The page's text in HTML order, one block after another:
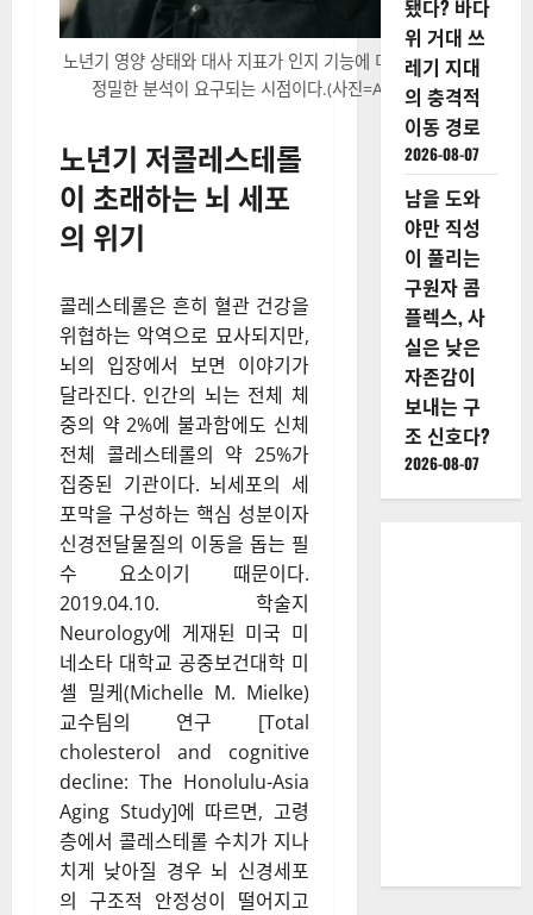
노년기 영양 상태와 대사 지표가 인지 기능에 미치는 영향에 대한
정밀한 분석이 요구되는 시점이다.(사진=AI 생성 이미지)
노년기 저콜레스테롤
이 초래하는 뇌 세포
의 위기
콜레스테롤은 흔히 혈관 건강을
위협하는 악역으로 묘사되지만,
뇌의 입장에서 보면 이야기가
달라진다. 인간의 뇌는 전체 체
중의 약 2%에 불과함에도 신체
전체 콜레스테롤의 약 25%가
집중된 기관이다. 뇌세포의 세
포막을 구성하는 핵심 성분이자
신경전달물질의 이동을 돕는 필
수 요소이기 때문이다.
2019.04.10. 학술지
Neurology에 게재된 미국 미
네소타 대학교 공중보건대학 미
셸 밀케(Michelle M. Mielke)
교수팀의 연구 [Total
cholesterol and cognitive
decline: The Honolulu-Asia
Aging Study]에 따르면, 고령
층에서 콜레스테롤 수치가 지나
치게 낮아질 경우 뇌 신경세포
의 구조적 안정성이 떨어지고
됐다? 바다
위 거대 쓰
레기 지대
의 충격적
이동 경로
2026-08-07
남을 도와
야만 직성
이 풀리는
구원자 콤
플렉스, 사
실은 낮은
자존감이
보내는 구
조 신호다?
2026-08-07